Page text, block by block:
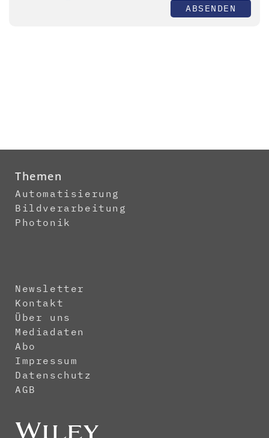
ABSENDEN
Themen
Automatisierung
Bildverarbeitung
Photonik
Newsletter
Kontakt
Über uns
Mediadaten
Abo
Impressum
Datenschutz
AGB